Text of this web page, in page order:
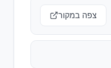
צפה במקור